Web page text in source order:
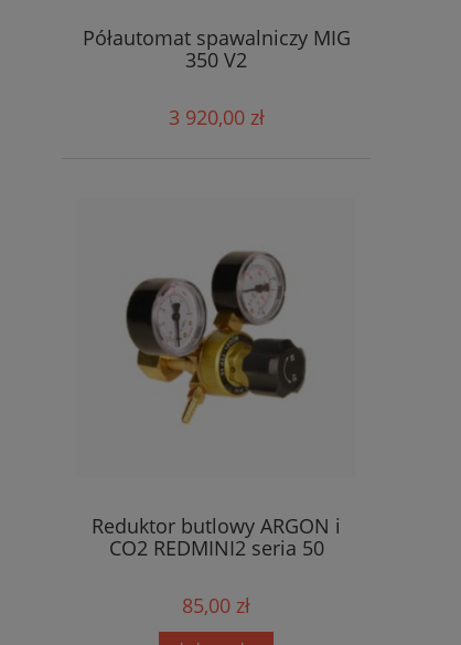
Półautomat spawalniczy MIG
350 V2
3 920,00 zł
Reduktor butlowy ARGON i
CO2 REDMINI2 seria 50
85,00 zł